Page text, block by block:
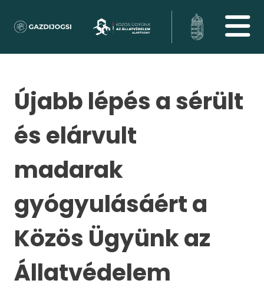
Újabb lépés a sérült
és elárvult
madarak
gyógyulásáért a
Közös Ügyünk az
Állatvédelem